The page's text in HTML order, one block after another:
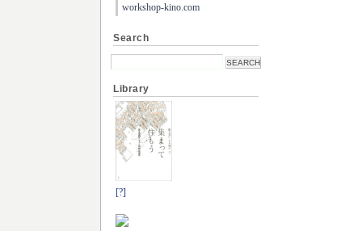
workshop-kino.com
Search
Library
[?]